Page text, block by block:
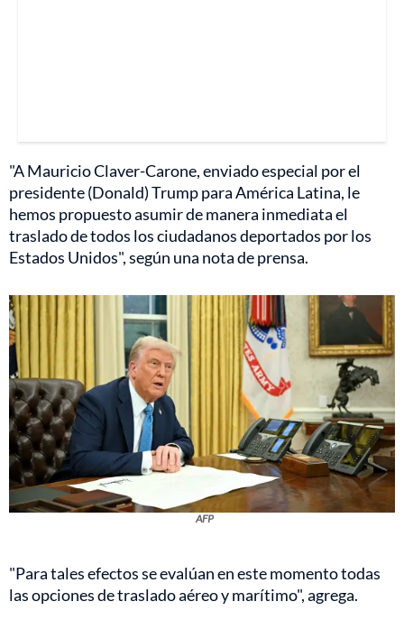
"A Mauricio Claver-Carone, enviado especial por el
presidente (Donald) Trump para América Latina, le
hemos propuesto asumir de manera inmediata el
traslado de todos los ciudadanos deportados por los
Estados Unidos", según una nota de prensa.
AFP
"Para tales efectos se evalúan en este momento todas
las opciones de traslado aéreo y marítimo", agrega.